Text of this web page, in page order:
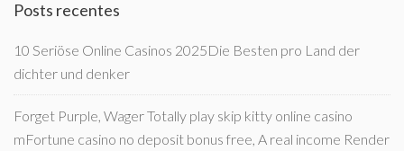
Posts recentes
10 Seriöse Online Casinos 2025Die Besten pro Land der
dichter und denker
Forget Purple, Wager Totally play skip kitty online casino
mFortune casino no deposit bonus free, A real income Render